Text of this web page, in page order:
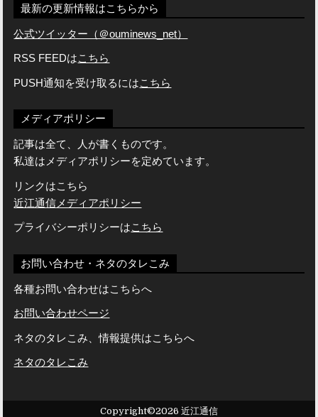
最新の更新情報はこちらから
公式ツイッター（＠ouminews_net）
RSS FEEDはこちら
PUSH通知を受け取るにはこちら
メディアポリシー
記事は全て、人が書くものです。
私達はメディアポリシーを定めています。
リンクはこちら
近江通信メディアポリシー
プライバシーポリシーはこちら
お問い合わせ・ネタのタレこみ
各種お問い合わせはこちらへ
お問い合わせページ
ネタのタレこみ、情報提供はこちらへ
ネタのタレこみ
Copyright©2026 近江通信